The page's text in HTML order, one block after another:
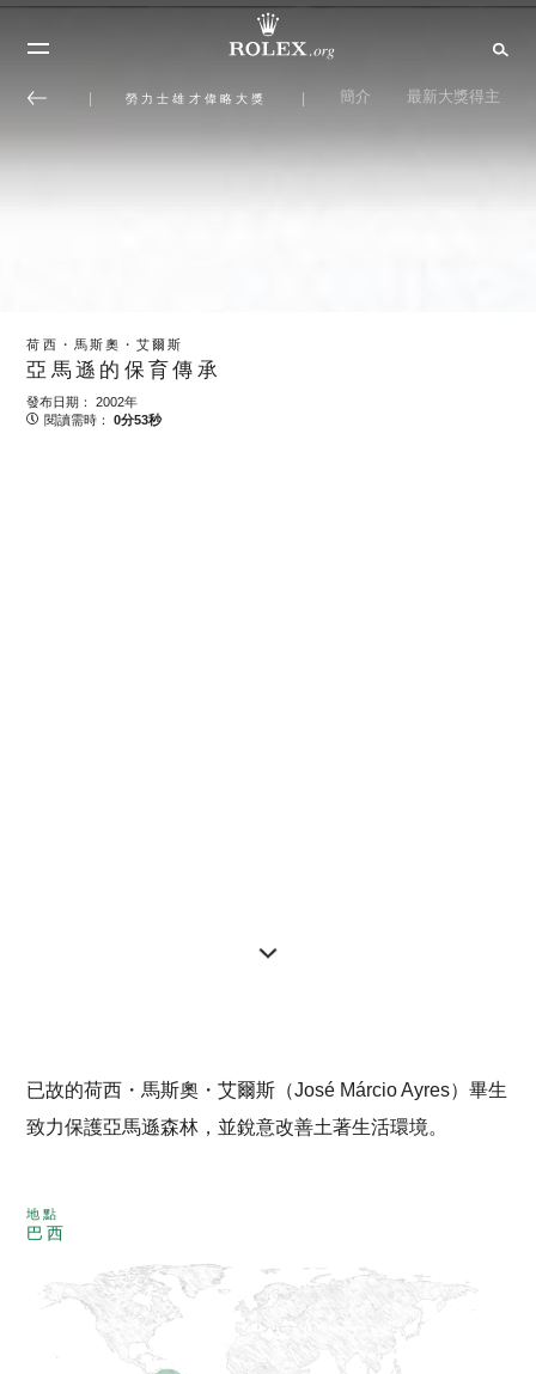
勞力士雄才偉略大獎 簡介 最新大獎得主
荷西・馬斯奧・艾爾斯
亞馬遜的保育傳承
發布日期： 2002年
閱讀需時：
0分53秒
已故的荷西・馬斯奧・艾爾斯（José Márcio Ayres）畢生
致力保護亞馬遜森林，並銳意改善土著生活環境。
地點
巴西